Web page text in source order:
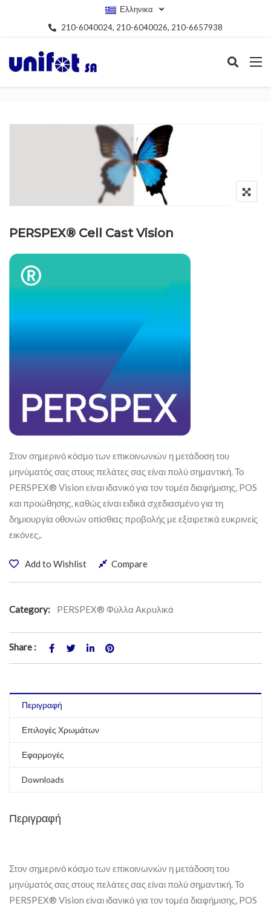
Ελληνικα
210-6040024, 210-6040026, 210-6657938
PERSPEX® Cell Cast Vision
Στον σημερινό κόσμο των επικοινωνιών η μετάδοση του
μηνύματός σας στους πελάτες σας είναι πολύ σημαντική. Το
PERSPEX® Vision είναι ιδανικό για τον τομέα διαφήμισης, POS
και προώθησης, καθώς είναι ειδικά σχεδιασμένο για τη
δημιουργία οθονών οπίσθιας προβολής με εξαιρετικά ευκρινείς
εικόνες,.
Add to Wishlist Compare
Category: PERSPEX® Φύλλα Ακρυλικά
Share :
Περιγραφή
Επιλογές Χρωμάτων
Εφαρμογές
Downloads
Περιγραφή
Στον σημερινό κόσμο των επικοινωνιών η μετάδοση του
μηνύματός σας στους πελάτες σας είναι πολύ σημαντική. Το
PERSPEX® Vision είναι ιδανικό για τον τομέα διαφήμισης, POS